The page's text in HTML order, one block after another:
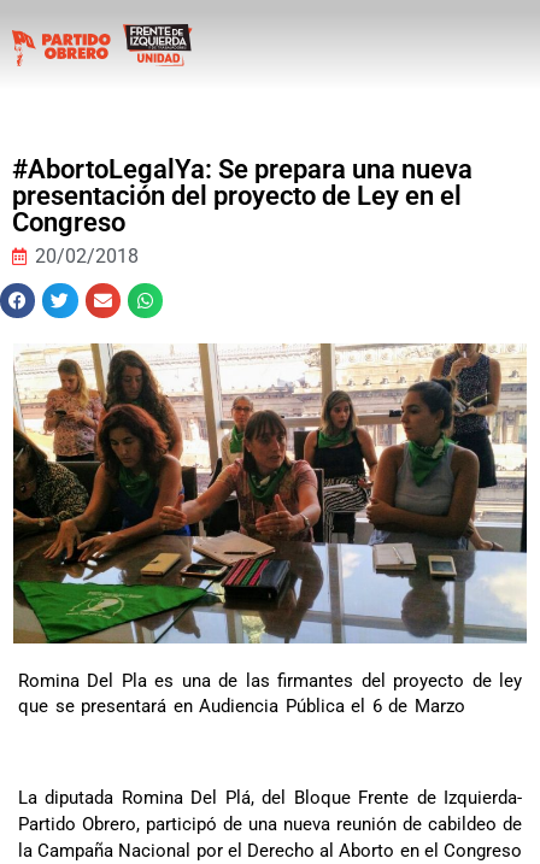
#AbortoLegalYa: Se prepara una nueva
presentación del proyecto de Ley en el
Congreso
20/02/2018
Romina Del Pla es una de las firmantes del proyecto de ley
que se presentará en Audiencia Pública el 6 de Marzo
La diputada Romina Del Plá, del Bloque Frente de Izquierda-
Partido Obrero, participó de una nueva reunión de cabildeo de
la Campaña Nacional por el Derecho al Aborto en el Congreso